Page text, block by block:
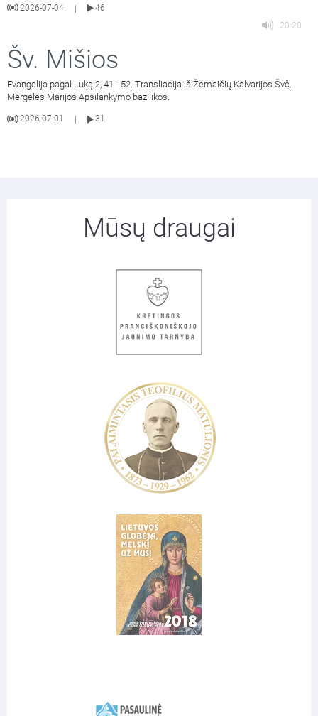
2026-07-04 |
46
20:20
Šv. Mišios
Evangelija pagal Luką 2, 41 - 52. Transliacija iš Žemaičių Kalvarijos Švč.
Mergelės Marijos Apsilankymo bazilikos.
2026-07-01 31
Mūsų draugai